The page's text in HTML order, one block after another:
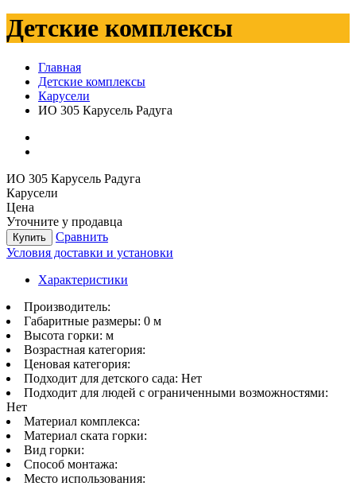
Детские комплексы
Главная
Детские комплексы
Карусели
ИО 305 Карусель Радуга
ИО 305 Карусель Радуга
Карусели
Цена
Уточните у продавца
Купить
Сравнить
Условия доставки и установки
Характеристики
Производитель:
Габаритные размеры: 0 м
Высота горки: м
Возрастная категория:
Ценовая категория:
Подходит для детского сада: Нет
Подходит для людей с ограниченными возможностями:
Нет
Материал комплекса:
Материал ската горки:
Вид горки:
Способ монтажа:
Место использования: